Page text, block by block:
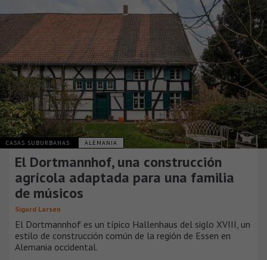
CASAS SUBURBANAS ALEMANIA
El Dortmannhof, una construcción
agrícola adaptada para una familia
de músicos
Sigurd Larsen
El Dortmannhof es un típico Hallenhaus del siglo XVIII, un
estilo de construcción común de la región de Essen en
Alemania occidental.